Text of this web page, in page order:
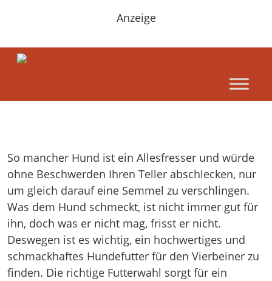
Anzeige
So mancher Hund ist ein Allesfresser und würde
ohne Beschwerden Ihren Teller abschlecken, nur
um gleich darauf eine Semmel zu verschlingen.
Was dem Hund schmeckt, ist nicht immer gut für
ihn, doch was er nicht mag, frisst er nicht.
Deswegen ist es wichtig, ein hochwertiges und
schmackhaftes Hundefutter für den Vierbeiner zu
finden. Die richtige Futterwahl sorgt für ein